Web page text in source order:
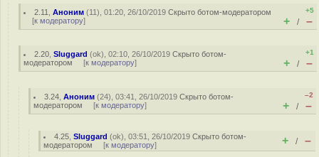
2.11 ,Аноним (11), 01:20, 26/10/2019Скрыто ботом-модератором
[к модератору]
+5
+ / –
2.20 ,Sluggard (ok), 02:10, 26/10/2019Скрыто ботом-
модератором [к модератору]
+1
+ / –
3.24 ,Аноним (24), 03:41, 26/10/2019Скрыто ботом-
модератором [к модератору]
–2
+ / –
4.25 ,Sluggard (ok), 03:51, 26/10/2019Скрыто ботом-
модератором [к модератору] + / –